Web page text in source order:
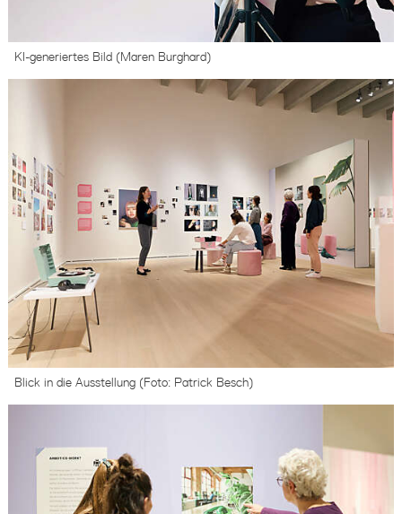
KI-generiertes Bild (Maren Burghard)
Blick in die Ausstellung (Foto: Patrick Besch)